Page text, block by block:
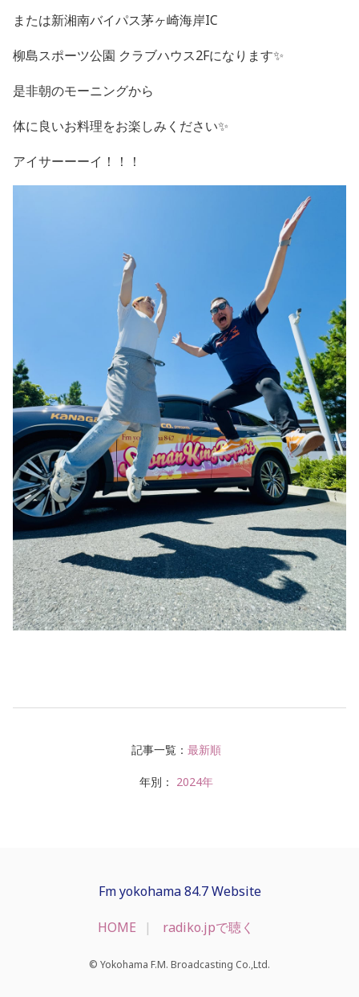
または新湘南バイパス茅ヶ崎海岸IC
柳島スポーツ公園 クラブハウス2Fになります✨
是非朝のモーニングから
体に良いお料理をお楽しみください✨
アイサーーーイ！！！
記事一覧： 最新順
年別： 2024年
Fm yokohama 84.7 Website
HOME radiko.jpで聴く
© Yokohama F.M. Broadcasting Co.,Ltd.